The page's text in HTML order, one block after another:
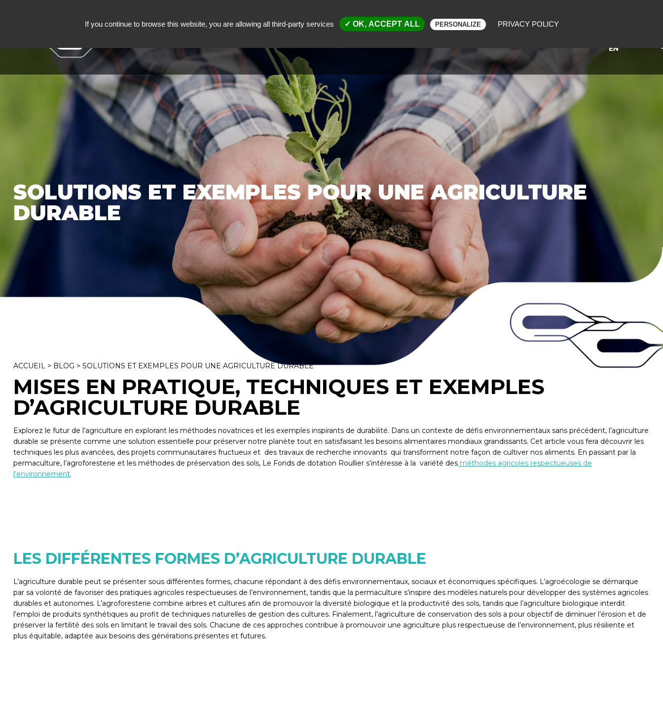
EN
SOLUTIONS ET EXEMPLES POUR UNE AGRICULTURE
DURABLE
ACCUEIL > BLOG > SOLUTIONS ET EXEMPLES POUR UNE AGRICULTURE DURABLE
MISES EN PRATIQUE, TECHNIQUES ET EXEMPLES
D’AGRICULTURE DURABLE
Explorez le futur de l’agriculture en explorant les méthodes novatrices et les exemples inspirants de durabilité. Dans un contexte de défis environnementaux sans précédent, l’agriculture
durable se présente comme une solution essentielle pour préserver notre planète tout en satisfaisant les besoins alimentaires mondiaux grandissants. Cet article vous fera découvrir les
techniques les plus avancées, des projets communautaires fructueux et des travaux de recherche innovants qui transforment notre façon de cultiver nos aliments. En passant par la
permaculture, l’agroforesterie et les méthodes de préservation des sols, Le Fonds de dotation Roullier s’intéresse à la variété des méthodes agricoles respectueuses de
l’environnement.
LES DIFFÉRENTES FORMES D’AGRICULTURE DURABLE
L’agriculture durable peut se présenter sous différentes formes, chacune répondant à des défis environnementaux, sociaux et économiques spécifiques. L’agroécologie se démarque
par sa volonté de favoriser des pratiques agricoles respectueuses de l’environnement, tandis que la permaculture s’inspire des modèles naturels pour développer des systèmes agricoles
durables et autonomes. L’agroforesterie combine arbres et cultures afin de promouvoir la diversité biologique et la productivité des sols, tandis que l’agriculture biologique interdit
l’emploi de produits synthétiques au profit de techniques naturelles de gestion des cultures. Finalement, l’agriculture de conservation des sols a pour objectif de diminuer l’érosion et de
préserver la fertilité des sols en limitant le travail des sols. Chacune de ces approches contribue à promouvoir une agriculture plus respectueuse de l’environnement, plus résiliente et
plus équitable, adaptée aux besoins des générations présentes et futures.
If you continue to browse this website, you are allowing all third-party services ✓ OK, ACCEPT ALL PERSONALIZE PRIVACY POLICY